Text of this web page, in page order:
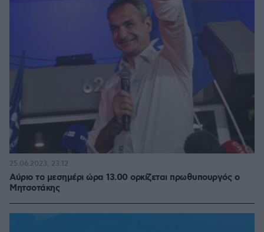
Αύριο το μεσημέρι ώρα 13.00 ορκίζεται πρωθυπουργός ο
Μητσοτάκης
25.06.2023, 23:12